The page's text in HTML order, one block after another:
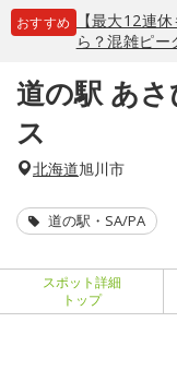
おすすめ
【最大12連
ら？混雑ピー
道の駅 あ
ス
北海道旭川市
道の駅・SA/PA
スポット詳細
トップ